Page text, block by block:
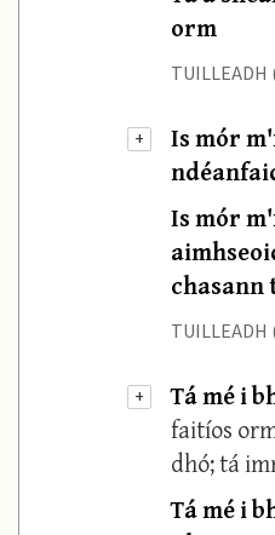
orm
+
Is mór
Is mór
chasann
+ Tá mé i
faitíos
dhó; tá
Tá mé i